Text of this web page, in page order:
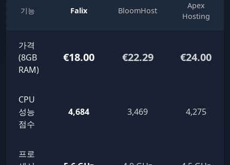
기능 Falix BloomHost
Apex
Hosting
가격
(8GB
RAM)
€18.00 €22.29 €24.00
CPU
성능
점수
4,684 3,469 4,275
프로